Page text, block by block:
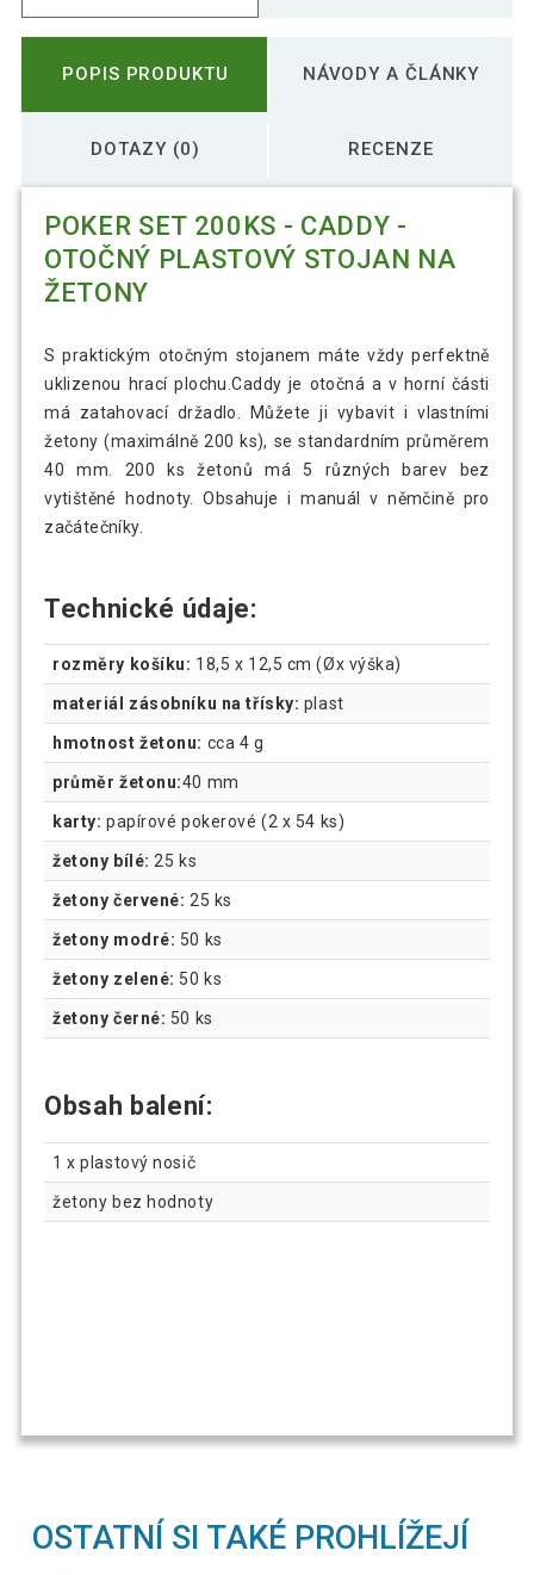
POPIS PRODUKTU NÁVODY A ČLÁNKY
DOTAZY (0) RECENZE
POKER SET 200KS - CADDY -
OTOČNÝ PLASTOVÝ STOJAN NA
ŽETONY
S praktickým otočným stojanem máte vždy perfektně
uklizenou hrací plochu.Caddy je otočná a v horní části
má zatahovací držadlo. Můžete ji vybavit i vlastními
žetony (maximálně 200 ks), se standardním průměrem
40 mm. 200 ks žetonů má 5 různých barev bez
vytištěné hodnoty. Obsahuje i manuál v němčině pro
začátečníky.
Technické údaje:
rozměry košíku: 18,5 x 12,5 cm (Øx výška)
materiál zásobníku na třísky: plast
hmotnost žetonu: cca 4 g
průměr žetonu:40 mm
karty: papírové pokerové (2 x 54 ks)
žetony bílé: 25 ks
žetony červené: 25 ks
žetony modré: 50 ks
žetony zelené: 50 ks
žetony černé: 50 ks
Obsah balení:
1 x plastový nosič
žetony bez hodnoty
OSTATNÍ SI TAKÉ PROHLÍŽEJÍ